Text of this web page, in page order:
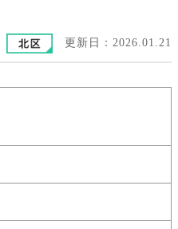
更新日：2026.01.21